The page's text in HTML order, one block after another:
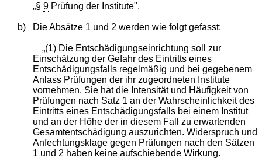
„§ 9Prüfung der Institute".
b) Die Absätze 1 und 2 werden wie folgt gefasst:
„(1) Die Entschädigungseinrichtung soll zur
Einschätzung der Gefahr des Eintritts eines
Entschädigungsfalls regelmäßig und bei gegebenem
Anlass Prüfungen der ihr zugeordneten Institute
vornehmen. Sie hat die Intensität und Häufigkeit von
Prüfungen nach Satz 1 an der Wahrscheinlichkeit des
Eintritts eines Entschädigungsfalls bei einem Institut
und an der Höhe der in diesem Fall zu erwartenden
Gesamtentschädigung auszurichten. Widerspruch und
Anfechtungsklage gegen Prüfungen nach den Sätzen
1 und 2 haben keine aufschiebende Wirkung.